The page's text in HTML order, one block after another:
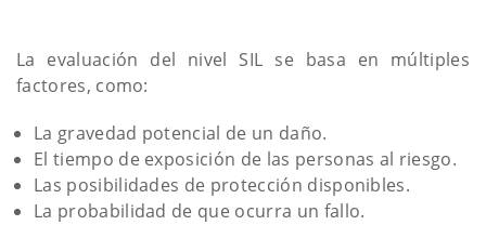
La evaluación del nivel SIL se basa en múltiples
factores, como:
La gravedad potencial de un daño.
El tiempo de exposición de las personas al riesgo.
Las posibilidades de protección disponibles.
La probabilidad de que ocurra un fallo.